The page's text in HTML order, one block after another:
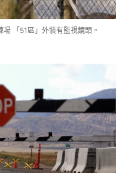
「51區」外裝有監視鏡頭。